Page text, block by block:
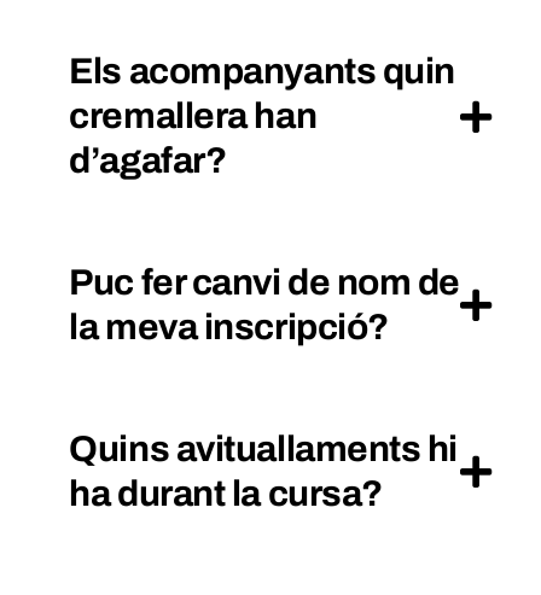
Els acompanyants quin
cremallera han
d’agafar?
Puc fer canvi de nom de
la meva inscripció?
Quins avituallaments hi
ha durant la cursa?